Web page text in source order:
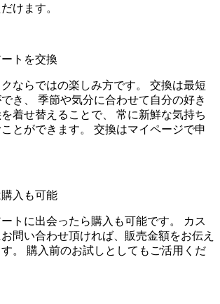
けます。
トを交換
ならではの楽しみ方です。 交換は最短
き、 季節や気分に合わせて自分の好き
着せ替えることで、 常に新鮮な気持ち
とができます。 交換はマイページで申
入も可能
トに出会ったら購入も可能です。 カス
問い合わせ頂ければ、販売金額をお伝え
。 購入前のお試しとしてもご活用くだ